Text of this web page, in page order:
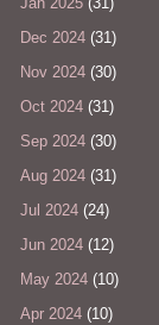
Dec 2024 (31)
Nov 2024 (30)
Oct 2024 (31)
Sep 2024 (30)
Aug 2024 (31)
Jul 2024 (24)
Jun 2024 (12)
May 2024 (10)
Apr 2024 (10)